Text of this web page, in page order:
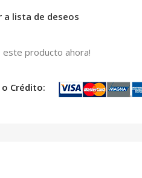
a lista de deseos
este producto ahora!
Crédito: